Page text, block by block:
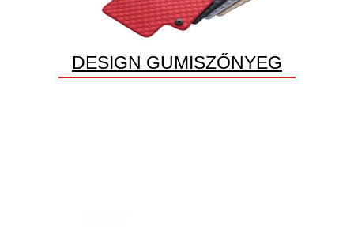
DESIGN GUMISZŐNYEG